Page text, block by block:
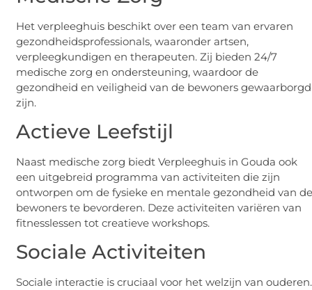
Het verpleeghuis beschikt over een team van ervaren
gezondheidsprofessionals, waaronder artsen,
verpleegkundigen en therapeuten. Zij bieden 24/7
medische zorg en ondersteuning, waardoor de
gezondheid en veiligheid van de bewoners gewaarborgd
zijn.
Actieve Leefstijl
Naast medische zorg biedt Verpleeghuis in Gouda ook
een uitgebreid programma van activiteiten die zijn
ontworpen om de fysieke en mentale gezondheid van
bewoners te bevorderen. Deze activiteiten variëren van
fitnesslessen tot creatieve workshops.
Sociale Activiteiten
Sociale interactie is cruciaal voor het welzijn van ouderen.